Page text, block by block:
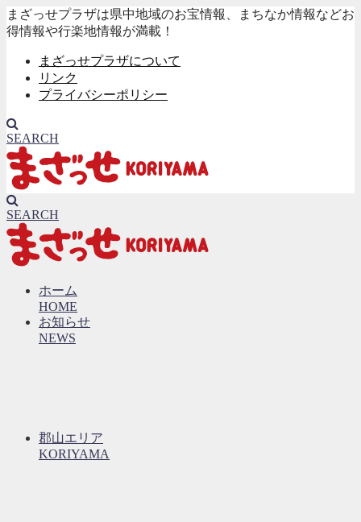
まざっせプラザは県中地域のお宝情報、まちなか情報などお
得情報や行楽地情報が満載！
まざっせプラザについて
リンク
プライバシーポリシー
SEARCH
SEARCH
ホーム
HOME
お知らせ
NEWS
郡山エリア
KORIYAMA